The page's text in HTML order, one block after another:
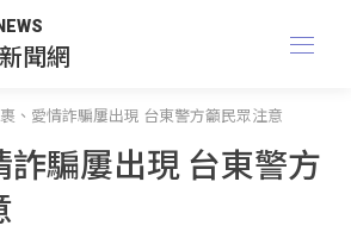
聞網
、愛情詐騙屢出現 台東警方籲民眾注意
詐騙屢出現 台東警方